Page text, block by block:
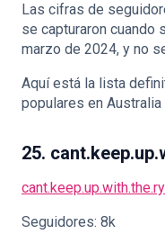
Las cifras de
se capturaron cuando
marzo de 2024, y no
Aquí está la lista
populares en Australia
25.
Seguidores: 8k